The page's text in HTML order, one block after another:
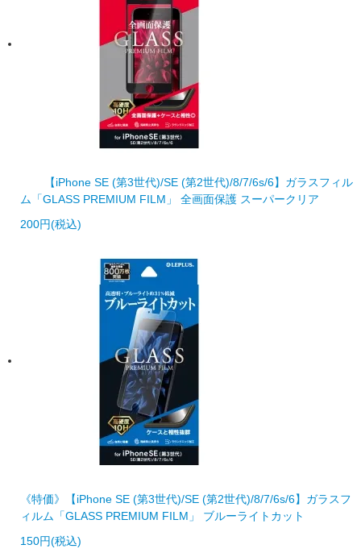
【iPhone SE (第3世代)/SE (第2世代)/8/7/6s/6】ガラスフィル
ム「GLASS PREMIUM FILM」 全画面保護 スーパークリア
200円(税込)
《特価》【iPhone SE (第3世代)/SE (第2世代)/8/7/6s/6】ガラスフ
ィルム「GLASS PREMIUM FILM」 ブルーライトカット
150円(税込)